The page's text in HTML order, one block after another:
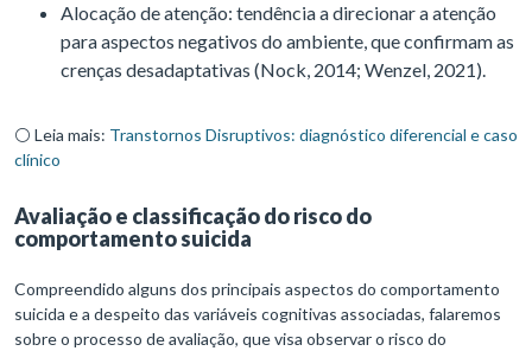
Alocação de atenção: tendência a direcionar a atenção
para aspectos negativos do ambiente, que confirmam as
crenças desadaptativas (Nock, 2014; Wenzel, 2021).
⚪ Leia mais: Transtornos Disruptivos: diagnóstico diferencial e caso
clínico
Avaliação e classificação do risco do
comportamento suicida
Compreendido alguns dos principais aspectos do comportamento
suicida e a despeito das variáveis cognitivas associadas, falaremos
sobre o processo de avaliação, que visa observar o risco do